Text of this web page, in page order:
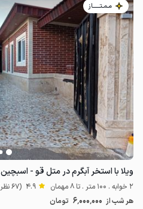
10میلیون ت
مـمـتــــــاز
ویلا با استخر آبگرم در متل قو - اسبچین
2 خوابه . 100 متر . تا 8 مهمان 4.9 (67 نظر)
هر شب از 6٬000٬000 تومان